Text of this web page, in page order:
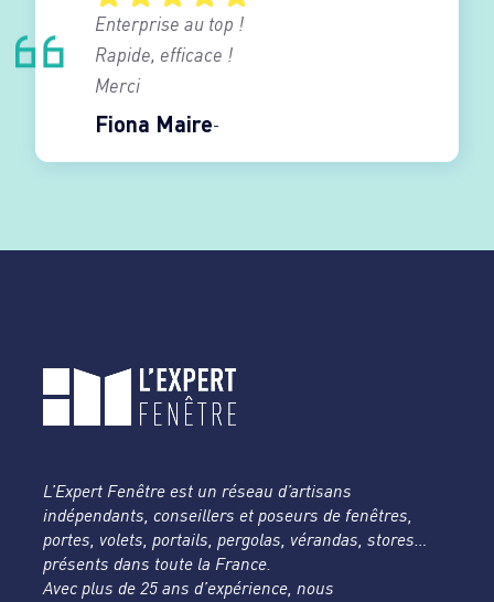
Fiona Maire
Enterprise au top !
Rapide, efficace !
Merci
L’Expert Fenêtre est un réseau d’artisans
indépendants, conseillers et poseurs de fenêtres,
portes, volets, portails, pergolas, vérandas, stores…
présents dans toute la France.
Avec plus de 25 ans d’expérience, nous